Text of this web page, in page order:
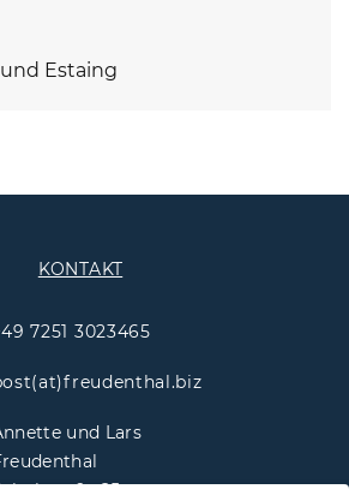
Estaing
KONTAKT
7251 3023465
und Lars
25